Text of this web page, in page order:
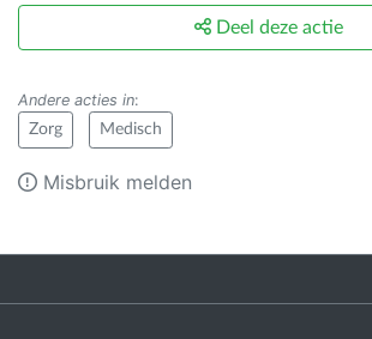
Deel deze actie
Andere acties in:
Zorg Medisch
Misbruik melden